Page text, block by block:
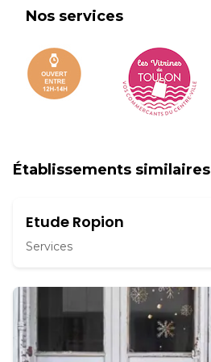
Nos services
Établissements similaires
Etude Ropion
Services